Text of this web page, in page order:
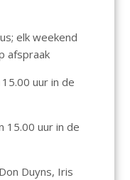
elk weekend
afspraak
uur in de
uur in de
Duyns, Iris